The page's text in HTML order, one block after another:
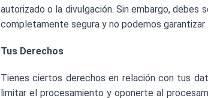
autorizado o la divulgación. Sin embargo,
completamente segura y no podemos
Tus Derechos
Tienes ciertos derechos en relación con tus
limitar el procesamiento y oponerte al